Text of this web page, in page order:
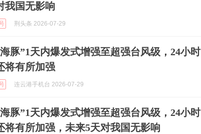
我国无影响
荆头条 2026-07-29
豚”1天内爆发式增强至超强台风级，24小时
将有所加强
连云港手机台 2026-07-29
豚”1天内爆发式增强至超强台风级，24小时
将有所加强，未来5天对我国无影响